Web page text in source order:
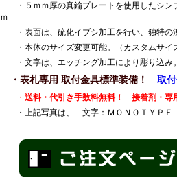
・５ｍｍ厚の真鍮プレートを使用したシン
ｍ
・表面は、硫化イブシ加工を行い、独特の
・本体のサイズ変更可能。（カスタムサイ
・文字は、エッチング加工により彫り込
・表札専用 取付金具標準装備！ 取
・ 送料・代引き手数料無料！ 接着剤・専
・上記写真は、 文字：ＭＯＮＯＴＹＰＥ